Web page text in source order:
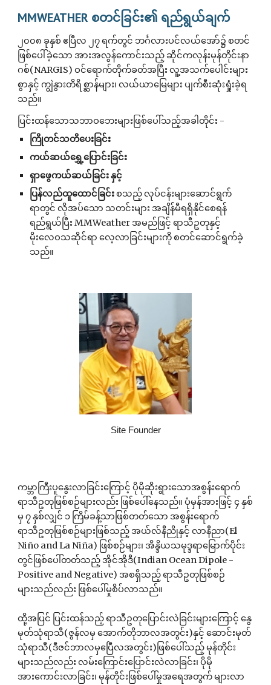
MMWEATHER စတင်ခြင်း၏ ရည်ရွယ်ချက်
၂၀၀၈ ခုနှစ် ဧပြီလ ၂၇ ရက်တွင် ဘင်္ဂလားပင်လယ်အော်၌ စတင်
ဖြစ်ပေါ်ခဲ့သော အားအလွန်ကောင်းသည့် ဆိုင်ကလုန်းမုန်တိုင်းနာ
ဂစ်(NARGIS) ဝင်ရောက်တိုက်ခတ်အပြီး လူ့အသက်ပေါင်းများ
စွာနှင့် ကျွဲနွားတိရိစ္ဆာန်များ၊ လယ်ယာမြေများ ပျက်စီးဆုံးရှုံးခဲ့ရ
သည်။
ပြင်းထန်သောသဘာဝဘေးများဖြစ်ပေါ်သည့်အခါတိုင်း -
ကြိုတင်သတိပေးခြင်း
ကယ်ဆယ်ရွှေ့ပြောင်းခြင်း
ရှာဖွေကယ်ဆယ်ခြင်း နှင့်
ပြန်လည်ထူထောင်ခြင်းစသည့် လုပ်ငန်းများဆောင်ရွက်
ရာတွင် လိုအပ်သော သတင်းများ အချိန်မီရရှိနိုင်စေရန်
ရည်ရွယ်ပြီး MMWeather အမည်ဖြင့် ရာသီဥတုနှင့်
မိုးလေဝသဆိုင်ရာ လေ့လာခြင်းများကို စတင်ဆောင်ရွက်ခဲ့
သည်။
Site Founder
ကမ္ဘာကြီးပူနွေးလာခြင်းကြောင့် ပိုမိုဆိုးရွားသောအစွန်းရောက်
ရာသီဥတုဖြစ်စဉ်များလည်း ဖြစ်ပေါ်နေသည်။ ပုံမှန်အားဖြင့် ၄ နှစ်
မှ ၇ နှစ်လျှင် ၁ ကြိမ်ခန့်သာဖြစ်တတ်သော အစွန်းရောက်
ရာသီဥတုဖြစ်စဉ်များဖြစ်သည့် အယ်လ်နီညိုနှင့် လာနီညာ(El
Niño and La Niña) ဖြစ်စဉ်များ၊ အိန္ဒိယသမုဒ္ဒရာမြောက်ပိုင်း
တွင်ဖြစ်ပေါ်တတ်သည့် အိုင်အိုဒီ(Indian Ocean Dipole -
Positive and Negative) အစရှိသည့် ရာသီဥတုဖြစ်စဉ်
များသည်လည်း ဖြစ်ပေါ်မှုစိပ်လာသည်။
ထို့အပြင် ပြင်းထန်သည့် ရာသီဥတုပြောင်းလဲခြင်းများကြောင့် နွေ
မုတ်သုံရာသီ(ဇွန်လမှ အောက်တိုဘာလအတွင်း)နှင့် ဆောင်းမုတ်
သုံရာသီ(ဒီဇင်ဘာလမှဧပြီလအတွင်း)ဖြစ်ပေါ်သည့် မုန်တိုင်း
များသည်လည်း လမ်းကြောင်းပြောင်းလဲလာခြင်း၊ ပိုမို
အားကောင်းလာခြင်း၊ မုန်တိုင်းဖြစ်ပေါ်မှုအရေအတွက် များလာ